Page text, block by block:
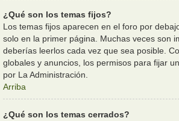
¿Qué son los temas fijos?
Los temas fijos aparecen en el foro por
solo en la primer página. Muchas veces son
deberías leerlos cada vez que sea posible.
globales y anuncios, los permisos para fijar
por La Administración.
Arriba
¿Qué son los temas cerrados?